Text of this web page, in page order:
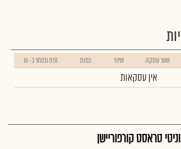
שער עסקה שינוי כמות נפח מסחר ב- ₪
אין עסקאות
טראסט קורפוריישן